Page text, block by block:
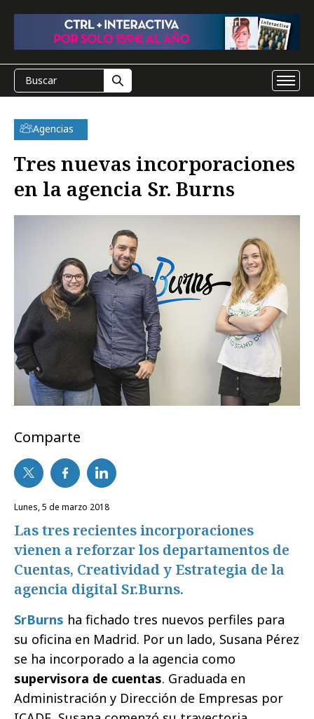
Agencias
Tres nuevas incorporaciones
en la agencia Sr. Burns
Comparte
lunes, 5 de marzo 2018
Las tres recientes incorporaciones
vienen a reforzar los departamentos de
Cuentas, Creatividad y Estrategia de la
agencia digital Sr.Burns.
SrBurns ha fichado tres nuevos perfiles para
su oficina en Madrid. Por un lado, Susana Pérez
se ha incorporado a la agencia como
supervisora de cuentas. Graduada en
Administración y Dirección de Empresas por